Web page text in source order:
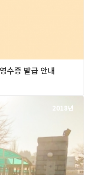
수증 발급 안내
2018년